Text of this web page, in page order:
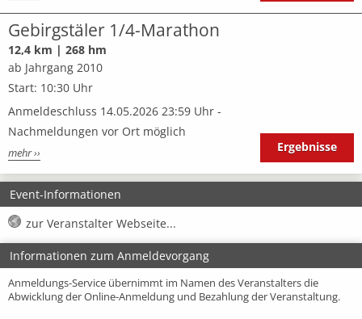
Gebirgstäler 1/4-Marathon
12,4 km | 268 hm
ab Jahrgang 2010
Start: 10:30 Uhr
Anmeldeschluss 14.05.2026 23:59 Uhr -
Nachmeldungen vor Ort möglich
mehr ›› Ergebnisse
Event-Informationen
zur Veranstalter Webseite...
Informationen zum Anmeldevorgang
Anmeldungs-Service übernimmt im Namen des Veranstalters die
Abwicklung der Online-Anmeldung und Bezahlung der Veranstaltung.